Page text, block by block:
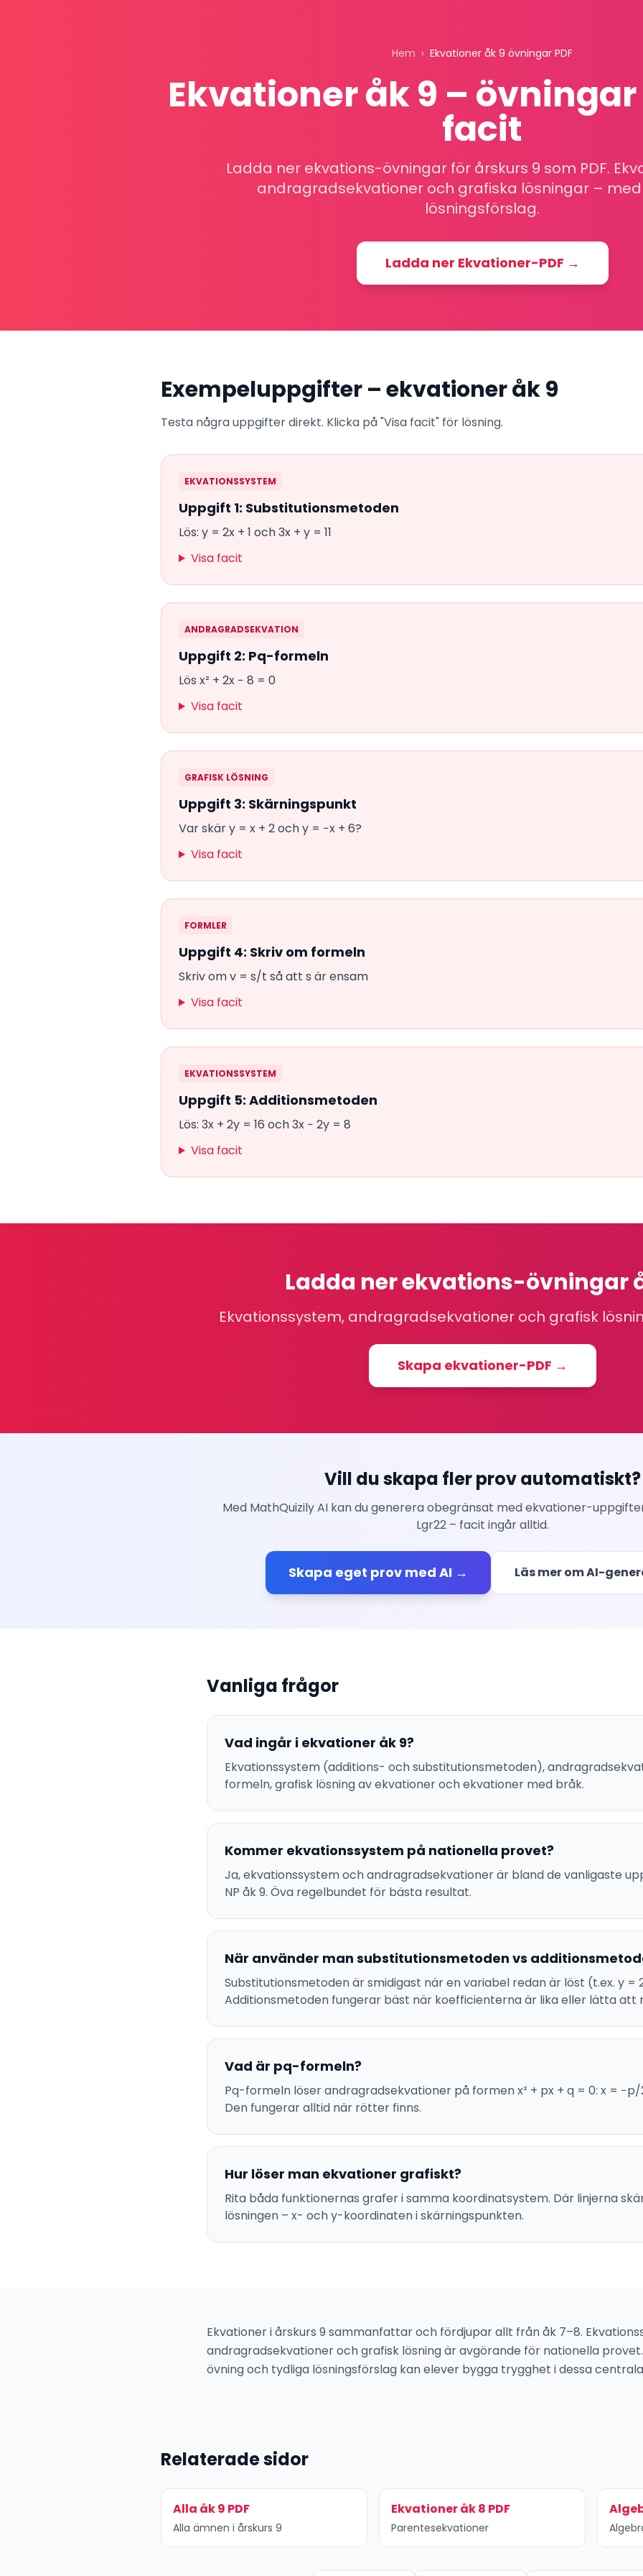
Hem › Ekvationer åk 9 övningar PDF
Ekvationer åk 9 – övningar
facit
Ladda ner ekvations-övningar för årskurs 9 som PDF.
andragradsekvationer och grafiska lösningar –
lösningsförslag.
Ladda ner Ekvationer-PDF →
Exempeluppgifter –ekvationeråk9
Testa några uppgifter direkt. Klicka på "Visa facit" för lösning.
EKVATIONSSYSTEM
Uppgift 1: Substitutionsmetoden
Lös: y = 2x + 1 och 3x + y = 11
Visa facit
ANDRAGRADSEKVATION
Uppgift 2: Pq-formeln
Lös x² + 2x − 8 = 0
Visa facit
GRAFISK LÖSNING
Uppgift 3: Skärningspunkt
Var skär y = x + 2 och y = −x + 6?
Visa facit
FORMLER
Uppgift 4: Skriv om formeln
Skriv om v = s/t så att s är ensam
Visa facit
EKVATIONSSYSTEM
Uppgift 5: Additionsmetoden
Lös: 3x + 2y = 16 och 3x − 2y = 8
Visa facit
Ladda ner ekvations-övningar
Ekvationssystem, andragradsekvationer och grafisk
Skapa ekvationer-PDF →
Vill du skapa fler prov automatiskt?
Med MathQuizily AI kan du generera obegränsat med ekvationer-
Lgr22 – facit ingår alltid.
Skapa eget prov med AI → Läs mer om AI-
Vanliga frågor
Vad ingår i ekvationer åk 9?
Ekvationssystem (additions- och substitutionsmetoden),
formeln, grafisk lösning av ekvationer och ekvationer med bråk.
Kommer ekvationssystem på nationella provet?
Ja, ekvationssystem och andragradsekvationer är bland de vanligaste
NP åk 9. Öva regelbundet för bästa resultat.
När använder man substitutionsmetoden vs
Substitutionsmetoden är smidigast när en variabel redan är löst (t.ex. y =
Additionsmetoden fungerar bäst när koefficienterna är lika eller lätta att
Vad är pq-formeln?
Pq-formeln löser andragradsekvationer på formen x² + px + q = 0: x =
Den fungerar alltid när rötter finns.
Hur löser man ekvationer grafiskt?
Rita båda funktionernas grafer i samma koordinatsystem. Där linjerna
lösningen – x- och y-koordinaten i skärningspunkten.
Ekvationer i årskurs 9 sammanfattar och fördjupar allt från åk 7–8.
andragradsekvationer och grafisk lösning är avgörande för nationella
övning och tydliga lösningsförslag kan elever bygga trygghet i dessa
Relaterade sidor
Alla åk 9 PDF
Alla ämnen i årskurs 9
Ekvationer åk 8 PDF
Parentesekvationer